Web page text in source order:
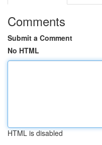
Comments
Submit a Comment
No HTML
HTML is disabled